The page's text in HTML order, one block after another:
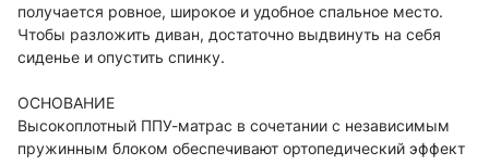
получается ровное, широкое и удобное спальное место.
Чтобы разложить диван, достаточно выдвинуть на себя
сиденье и опустить спинку.
ОСНОВАНИЕ
Высокоплотный ППУ-матрас в сочетании с независимым
пружинным блоком обеспечивают ортопедический эффект